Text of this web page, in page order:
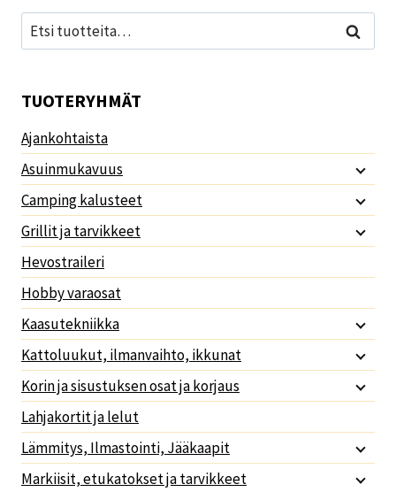
Etsi: Haku
TUOTERYHMÄT
Ajankohtaista
Asuinmukavuus
Camping kalusteet
Grillit ja tarvikkeet
Hevostraileri
Hobby varaosat
Kaasutekniikka
Kattoluukut, ilmanvaihto, ikkunat
Korin ja sisustuksen osat ja korjaus
Lahjakortit ja lelut
Lämmitys, Ilmastointi, Jääkaapit
Markiisit, etukatokset ja tarvikkeet